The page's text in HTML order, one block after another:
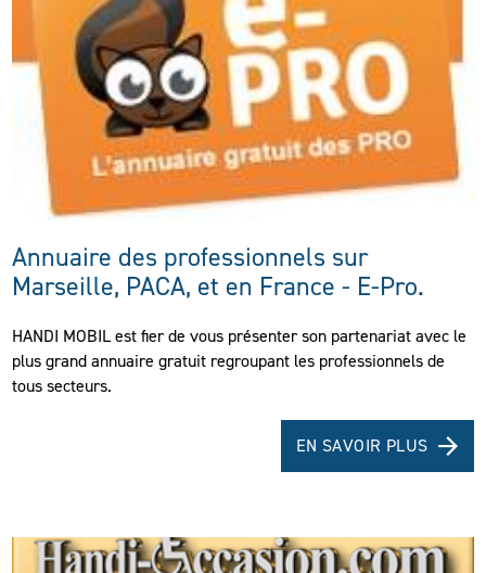
Annuaire des professionnels sur
Marseille, PACA, et en France - E-Pro.
HANDI MOBIL est fier de vous présenter son partenariat avec le
plus grand annuaire gratuit regroupant les professionnels de
tous secteurs.
EN SAVOIR PLUS